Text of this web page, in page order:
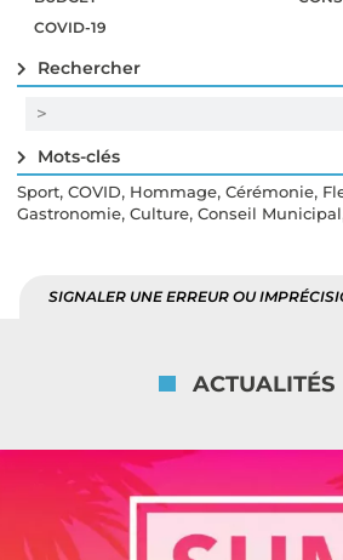
COVID-19
Rechercher
Mots-clés
Sport, COVID, Hommage, Cérémonie,
Gastronomie, Culture, Conseil Municipal
SIGNALER UNE ERREUR OU
ACTUALITÉS